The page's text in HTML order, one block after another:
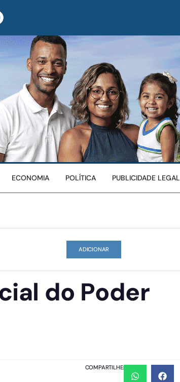
ECONOMIA POLÍTICA PUBLICIDADE LEGAL
ADICIONAR
do Poder
COMPARTILHE: